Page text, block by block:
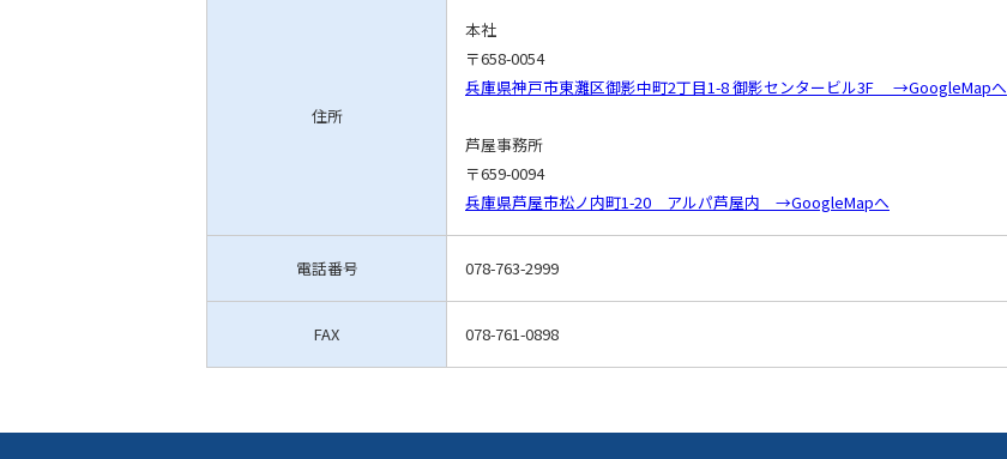
住所
本社
〒658-0054
兵庫県神戸市東灘区御影中町2丁目1-8 御影センタービル3F →GoogleMapへ
芦屋事務所
〒659-0094
兵庫県芦屋市松ノ内町1-20 アルパ芦屋内 →GoogleMapへ
電話番号 078-763-2999
FAX 078-761-0898